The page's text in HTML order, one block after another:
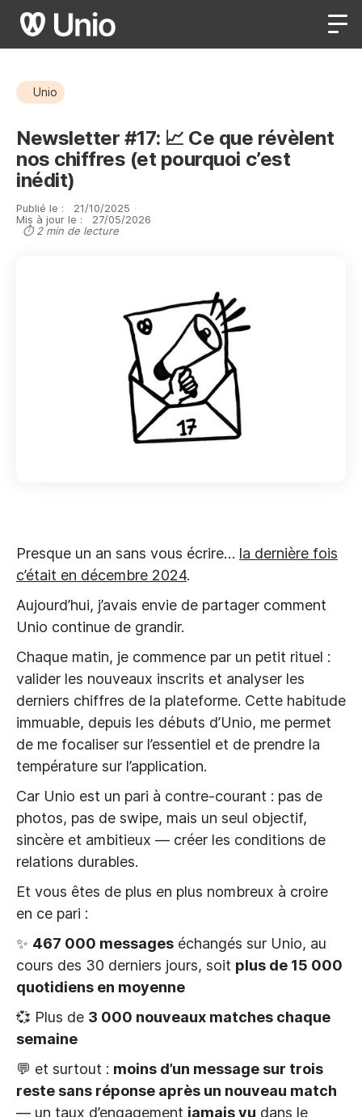
Unio
Newsletter #17: 📈 Ce que révèlent
nos chiffres (et pourquoi c’est
inédit)
Publié le : 21/10/2025 ·
Mis à jour le :
27/05/2026
⏱ 2 min de lecture
Presque un an sans vous écrire… la dernière fois
c’était en décembre 2024.
Aujourd’hui, j’avais envie de partager comment
Unio continue de grandir.
Chaque matin, je commence par un petit rituel :
valider les nouveaux inscrits et analyser les
derniers chiffres de la plateforme. Cette habitude
immuable, depuis les débuts d’Unio, me permet
de me focaliser sur l’essentiel et de prendre la
température sur l’application.
Car Unio est un pari à contre-courant : pas de
photos, pas de swipe, mais un seul objectif,
sincère et ambitieux — créer les conditions de
relations durables.
Et vous êtes de plus en plus nombreux à croire
en ce pari :
✨ 467 000 messages échangés sur Unio, au
cours des 30 derniers jours, soit plus de 15 000
quotidiens en moyenne
💞 Plus de 3 000 nouveaux matches chaque
semaine
💬 et surtout : moins d’un message sur trois
reste sans réponse après un nouveau match
— un taux d’engagement jamais vu dans le